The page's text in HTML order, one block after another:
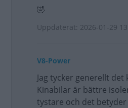
🤣
Uppdaterat: 2026-01-29
V8-Power
Jag tycker generellt det
Kinabilar är bättre
tystare och det